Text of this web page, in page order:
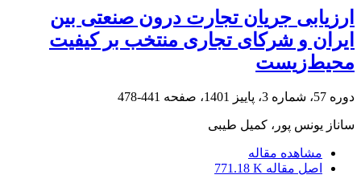
ارزیابی جریان تجارت درون صنعتی بین
ایران و شرکای تجاری منتخب بر کیفیت
محیط‌‌زیست
دوره 57، شماره 3، پاییز 1401، صفحه 441-478
ساناز یونس پور، کمیل طیبی
مشاهده مقاله
اصل مقاله 771.18 K